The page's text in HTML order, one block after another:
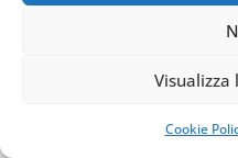
Visualizza
Cookie
ritenuta d'acconto
ma omette di